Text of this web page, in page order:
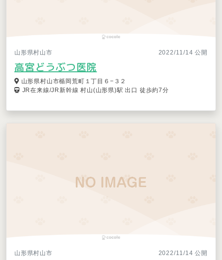
山形県村山市 2022/11/14 公開
高宮どうぶつ医院
山形県村山市楯岡荒町１丁目６−３２
JR在来線/JR新幹線 村山(山形県)駅 出口 徒歩約7分
山形県村山市 2022/11/14 公開